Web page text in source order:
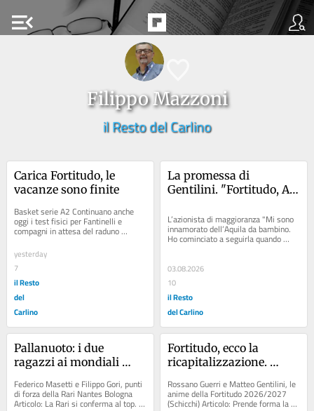
menu_open
Filippo Mazzoni
il Resto del Carlino
Carica Fortitudo, le
vacanze sono finite
Basket serie A2 Continuano anche
oggi i test fisici per Fantinelli e
compagni in attesa del raduno
ufficiale di lunedì Articolo:
Coldiretti/Ixè, 7...
yesterday
7
il Resto
del
Carlino
La promessa di
Gentilini. "Fortitudo, A
vorremmo provare a
salire subito tra i big»
L’azionista di maggioranza "Mi sono
innamorato dell’Aquila da bambino.
Ho cominciato a seguirla quando
c’era con il numero 11 Bucci....
03.08.2026
10
il Resto
del Carlino
Pallanuoto: i due
ragazzi ai mondiali
Rari Nantes azzurra con
Masetti e Gori
Federico Masetti e Filippo Gori, punti
di forza della Rari Nantes Bologna
Articolo: La Rari si conferma al top.
Fortitudo, ecco la
ricapitalizzazione.
per Gentilini
Rossano Guerri e Matteo Gentilini, le
anime della Fortitudo 2026/2027
(Schicchi) Articolo: Prende forma la